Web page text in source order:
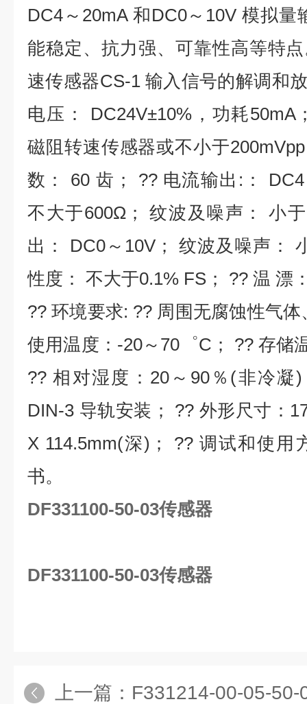
DC4～20mA 和DC0～10V 模拟
能稳定、抗力强、可靠性高等特
速传感器CS-1 输入信号的解调和
电压： DC24V±10%，功耗50mA
磁阻转速传感器或不小于
数： 60 齿； ?? 电流输出:：
不大于600Ω； 纹波及噪声： 小
出： DC0～10V； 纹波及噪声：
性度： 不大于0.1% FS； ?? 温 漂
?? 环境要求: ?? 周围无腐蚀性气
使用温度：-20～70゜C； ?? 存储
?? 相对湿度：20～90％(非冷凝
DIN-3 导轨安装； ?? 外形尺寸：
X 114.5mm(深)； ?? 调试和使用
书。
DF331100-50-03传感器
DF331100-50-03传感器
上一篇： F331214-00-05-50-